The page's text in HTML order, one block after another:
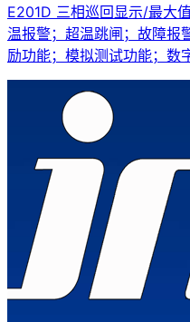
E201D 三相巡回显示/最大
温报警；超温跳闸；故障报
励功能；模拟测试功能；数